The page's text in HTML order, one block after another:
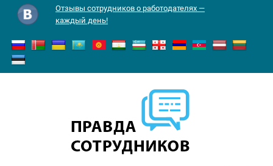
Отзывы сотрудников о работодателях —
каждый день!